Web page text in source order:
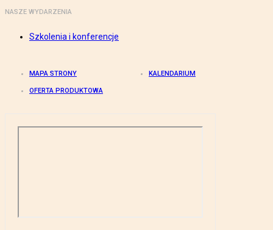
NASZE WYDARZENIA
Szkolenia i konferencje
MAPA STRONY KALENDARIUM
OFERTA PRODUKTOWA